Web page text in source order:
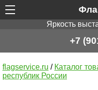
Яркость
+7
flagservice.ru / Каталог
республик России